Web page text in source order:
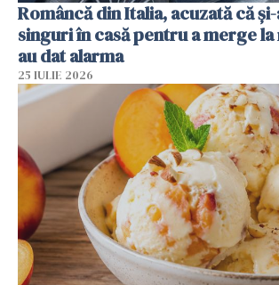
Româncă din Italia, acuzată că
singuri în casă pentru a merge la
au dat alarma
25 IULIE 2026